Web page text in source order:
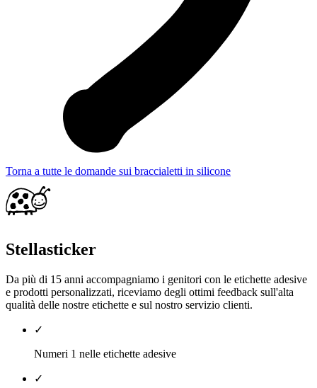
Torna a tutte le domande sui braccialetti in silicone
Stellasticker
Da più di 15 anni accompagniamo i genitori con le etichette adesive
e prodotti personalizzati, riceviamo degli ottimi feedback sull'alta
qualità delle nostre etichette e sul nostro servizio clienti.
✓
Numeri 1 nelle etichette adesive
✓